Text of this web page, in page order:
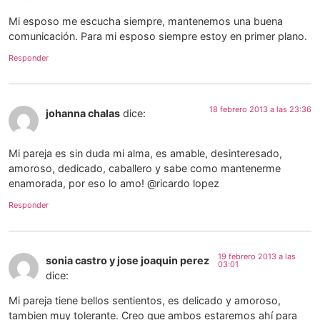
Mi esposo me escucha siempre, mantenemos una buena
comunicación. Para mi esposo siempre estoy en primer plano.
Responder
johanna chalas dice: 18 febrero 2013 a las 23:36
Mi pareja es sin duda mi alma, es amable, desinteresado,
amoroso, dedicado, caballero y sabe como mantenerme
enamorada, por eso lo amo! @ricardo lopez
Responder
sonia castro y jose joaquin perez
dice:
19 febrero 2013 a las
03:01
Mi pareja tiene bellos sentientos, es delicado y amoroso,
tambien muy tolerante. Creo que ambos estaremos ahí para